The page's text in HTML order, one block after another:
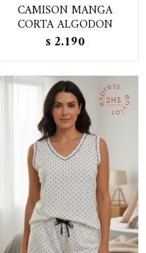
CAMISON MANGA
CORTA ALGODON
$ 2.190